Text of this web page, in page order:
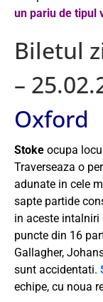
un pariu de tipul
Biletul
–
Oxford
Stoke ocupa
Traverseaza o
adunate in cele
sapte partide
in aceste intalniri
puncte din 16
Gallagher,
sunt accidentati.
echipe, cu noua